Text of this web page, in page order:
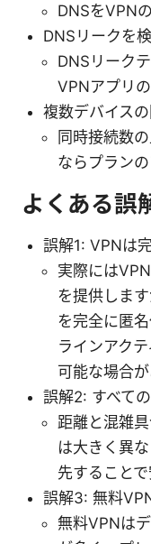
DNSをVPN
DNSリークを
DNSリーク
VPNアプリ
複数デバイス
同時接続数
ならプラン
よくある誤
誤解1: VPNは
実際には
を提供しま
を完全に匿
ラインアク
可能な場合が
誤解2: すべて
距離と混雑
は大きく異
先することで
誤解3: 無料
無料VPNは